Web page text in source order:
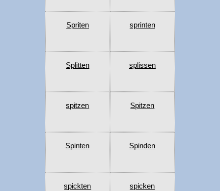
Spriten sprinten
Splitten splissen
spitzen Spitzen
Spinten Spinden
spickten spicken